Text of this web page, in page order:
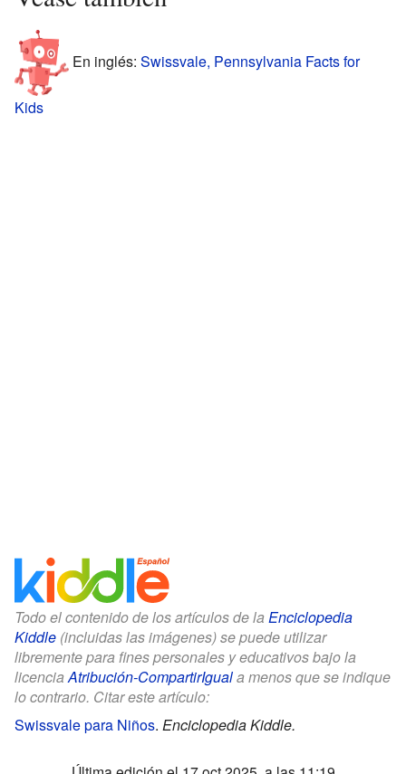
En inglés: Swissvale, Pennsylvania Facts for
Kids
Todo el contenido de los artículos de la Enciclopedia
Kiddle (incluidas las imágenes) se puede utilizar
libremente para fines personales y educativos bajo la
licenciaAtribución-CompartirIguala menos que se indique
lo contrario. Citar este artículo:
Swissvale para Niños. Enciclopedia Kiddle.